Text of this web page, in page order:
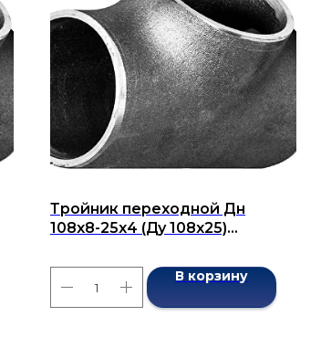
Тройник переходной Дн
108х8-25х4 (Ду 108х25)
В корзину